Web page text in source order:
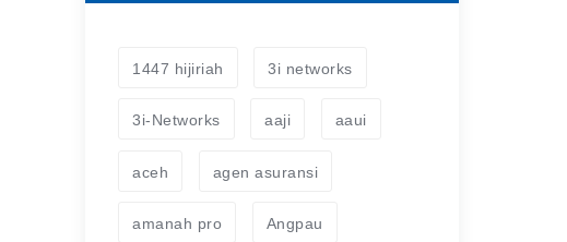
1447 hijiriah 3i networks
3i-Networks aaji aaui
aceh agen asuransi
amanah pro Angpau